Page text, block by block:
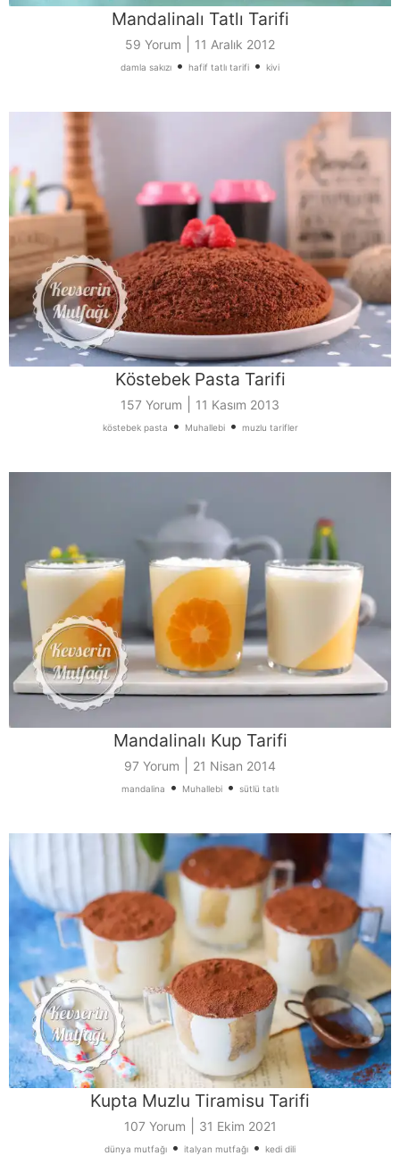
Mandalinalı Tatlı Tarifi
59 Yorum 11 Aralık 2012
damla sakızı • hafif tatlı tarifi • kivi
Köstebek Pasta Tarifi
157 Yorum 11 Kasım 2013
köstebek pasta • Muhallebi• muzlu tarifler
Mandalinalı Kup Tarifi
97 Yorum 21 Nisan 2014
mandalina • Muhallebi • sütlü tatlı
Kupta Muzlu Tiramisu Tarifi
107 Yorum 31 Ekim 2021
dünya mutfağı • italyan mutfağı • kedi dili